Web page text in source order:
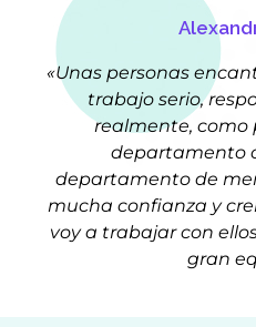
«Unas personas
trabajo serio,
realmente, como
departamento
departamento de
mucha confianza y
voy a trabajar con
gran